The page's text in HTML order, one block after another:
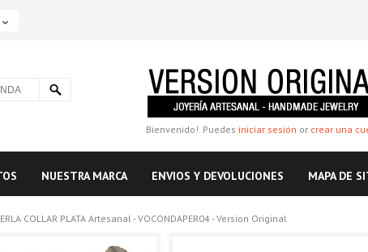
Bienvenido!. Puedes iniciar sesión or crear una
NUESTRA MARCA ENVIOS Y DEVOLUCIONES MAPA DE
COLLAR PLATA Artesanal - VOCONDAPER04 - Version Original